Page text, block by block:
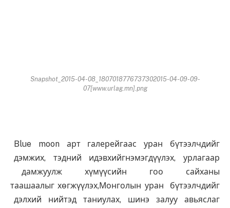
Snapshot_2015-04-08_1807018776737302015-04-09-09-
07[www.urlag.mn].png
Blue moon арт галерейгаас уран бүтээлчдийг
дэмжих, тэдний идэвхийгнэмэгдүүлэх, урлагаар
дамжуулж хүмүүсийн гоо сайханы
таашаалыг хөгжүүлэх,Монголын уран бүтээлчдийг
дэлхий нийтэд таниулах, шинэ залуу авьяслаг